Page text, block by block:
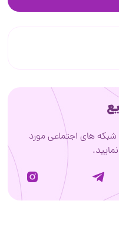
های اجتماعی مورد